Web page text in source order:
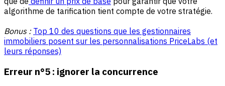
algorithme de tarification tient compte de votre stratégie.
Bonus : Top 10 des questions que les gestionnaires
immobiliers posent sur les personnalisations PriceLabs (et
leurs réponses)
Erreur n°5 : ignorer la concurrence